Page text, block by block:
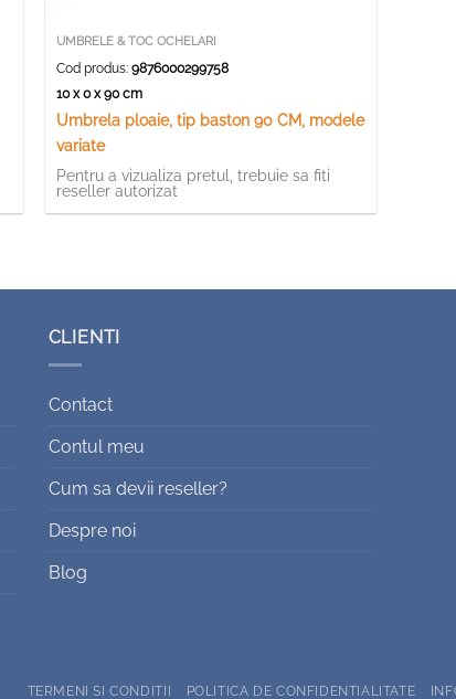
UMBRELE & TOC OCHELARI
Cod produs:9876000299758
10 x 0 x 90 cm
Umbrela ploaie, tip baston 90 CM, modele
variate
Pentru a vizualiza pretul, trebuie sa fiti
reseller autorizat
CLIENTI
Contact
Contul meu
Cum sa devii reseller?
Despre noi
Blog
TERMENI SI CONDITII POLITICA DE CONFIDENTIALITATE